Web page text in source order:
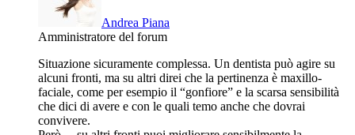
Andrea Piana
Amministratore del forum
Situazione sicuramente complessa. Un dentista può agire su
alcuni fronti, ma su altri direi che la pertinenza è maxillo-
faciale, come per esempio il “gonfiore” e la scarsa sensibilità
che dici di avere e con le quali temo anche che dovrai
convivere.